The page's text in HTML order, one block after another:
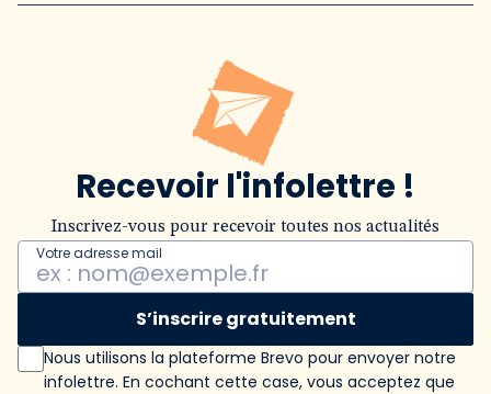
Recevoir l'infolettre !
Inscrivez-vous pour recevoir toutes nos actualités
Votre adresse mail
S’inscrire gratuitement
Nous utilisons la plateforme Brevo pour envoyer notre
infolettre. En cochant cette case, vous acceptez que